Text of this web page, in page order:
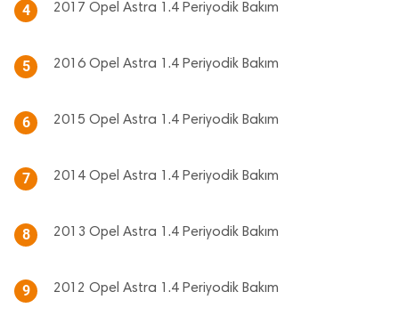
4 2017 Opel Astra 1.4 Periyodik Bakım
5 2016 Opel Astra 1.4 Periyodik Bakım
6 2015 Opel Astra 1.4 Periyodik Bakım
7 2014 Opel Astra 1.4 Periyodik Bakım
8 2013 Opel Astra 1.4 Periyodik Bakım
9 2012 Opel Astra 1.4 Periyodik Bakım